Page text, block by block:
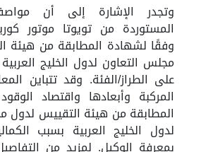
وتجدر الإشارة إلى أن
المستوردة من تويوتا موتور
وفقًا لشهادة المطابقة من هيئة
مجلس التعاون لدول الخليج
على الطراز/الفئة. وقد تتباين
المركبة وأبعادها واقتصاد
المطابقة من هيئة التقييس لدول
لدول الخليج العربية بسبب